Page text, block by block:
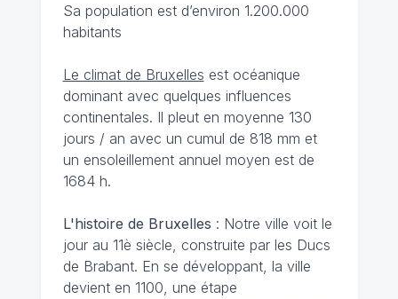
Sa population est d’environ 1.200.000
habitants
Le climat de Bruxelles est océanique
dominant avec quelques influences
continentales. Il pleut en moyenne 130
jours / an avec un cumul de 818 mm et
un ensoleillement annuel moyen est de
1684 h.
L'histoire de Bruxelles : Notre ville voit le
jour au 11è siècle, construite par les Ducs
de Brabant. En se développant, la ville
devient en 1100, une étape